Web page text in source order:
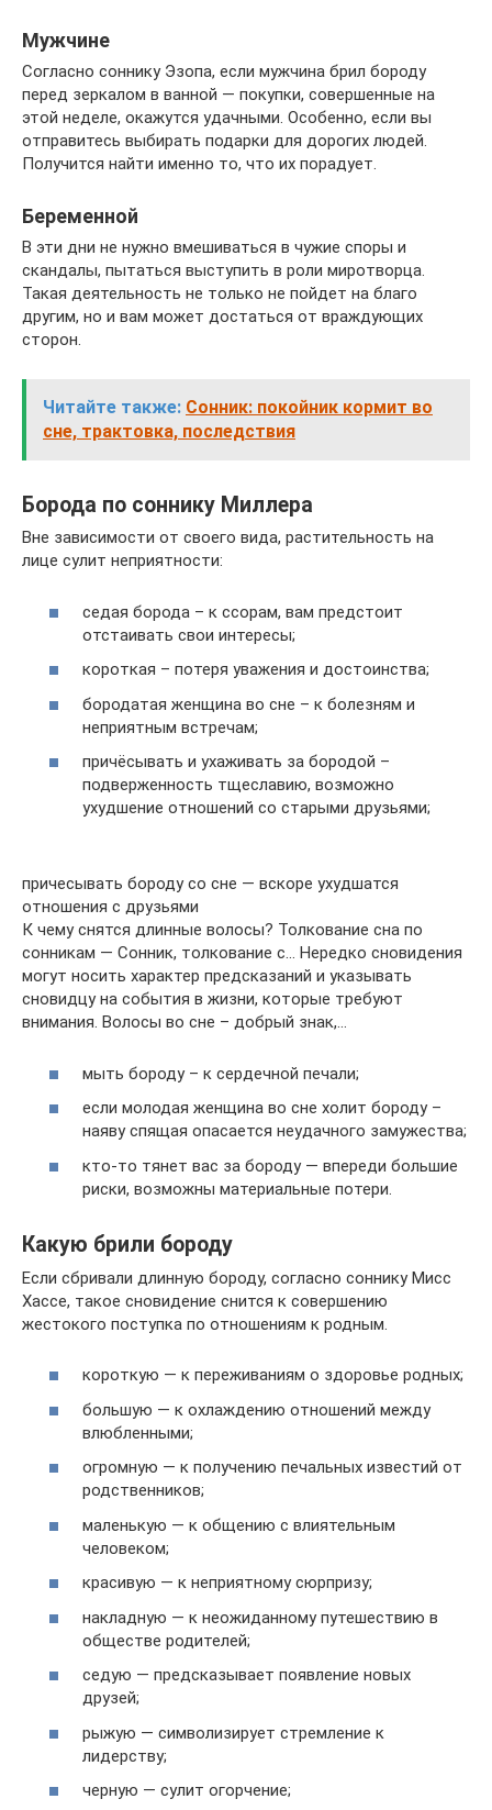
Мужчине
Согласно соннику Эзопа, если мужчина брил бороду
перед зеркалом в ванной — покупки, совершенные на
этой неделе, окажутся удачными. Особенно, если вы
отправитесь выбирать подарки для дорогих людей.
Получится найти именно то, что их порадует.
Беременной
В эти дни не нужно вмешиваться в чужие споры и
скандалы, пытаться выступить в роли миротворца.
Такая деятельность не только не пойдет на благо
другим, но и вам может достаться от враждующих
сторон.
Читайте также: Сонник: покойник кормит во
сне, трактовка, последствия
Борода по соннику Миллера
Вне зависимости от своего вида, растительность на
лице сулит неприятности:
седая борода – к ссорам, вам предстоит
отстаивать свои интересы;
короткая – потеря уважения и достоинства;
бородатая женщина во сне – к болезням и
неприятным встречам;
причёсывать и ухаживать за бородой –
подверженность тщеславию, возможно
ухудшение отношений со старыми друзьями;
причесывать бороду со сне — вскоре ухудшатся
отношения с друзьями
К чему снятся длинные волосы? Толкование сна по
сонникам — Сонник, толкование с… Нередко сновидения
могут носить характер предсказаний и указывать
сновидцу на события в жизни, которые требуют
внимания. Волосы во сне – добрый знак,…
мыть бороду – к сердечной печали;
если молодая женщина во сне холит бороду –
наяву спящая опасается неудачного замужества;
кто-то тянет вас за бороду — впереди большие
риски, возможны материальные потери.
Какую брили бороду
Если сбривали длинную бороду, согласно соннику Мисс
Хассе, такое сновидение снится к совершению
жестокого поступка по отношениям к родным.
короткую — к переживаниям о здоровье родных;
большую — к охлаждению отношений между
влюбленными;
огромную — к получению печальных известий от
родственников;
маленькую — к общению с влиятельным
человеком;
красивую — к неприятному сюрпризу;
накладную — к неожиданному путешествию в
обществе родителей;
седую — предсказывает появление новых
друзей;
рыжую — символизирует стремление к
лидерству;
черную — сулит огорчение;